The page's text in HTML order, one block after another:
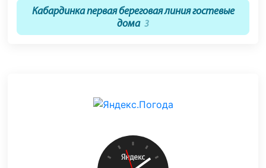
Кабардинка первая береговая линия гостевые
дома 3